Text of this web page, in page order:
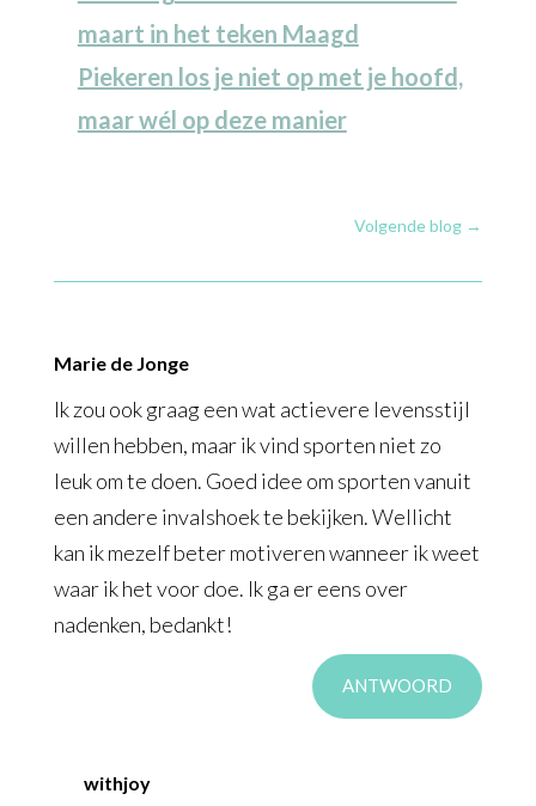
maart in het teken Maagd
Piekeren los je niet op met je hoofd,
maar wél op deze manier
Volgende blog →
Marie de Jonge
Ik zou ook graag een wat actievere levensstijl
willen hebben, maar ik vind sporten niet zo
leuk om te doen. Goed idee om sporten vanuit
een andere invalshoek te bekijken. Wellicht
kan ik mezelf beter motiveren wanneer ik weet
waar ik het voor doe. Ik ga er eens over
nadenken, bedankt!
ANTWOORD
withjoy